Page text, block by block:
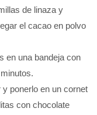
de linaza y
el cacao en polvo
en una bandeja con
ponerlo en un cornet
con chocolate